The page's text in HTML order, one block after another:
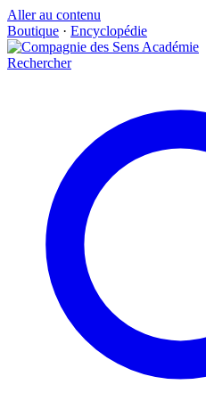
Aller au contenu
Boutique · Encyclopédie
Rechercher